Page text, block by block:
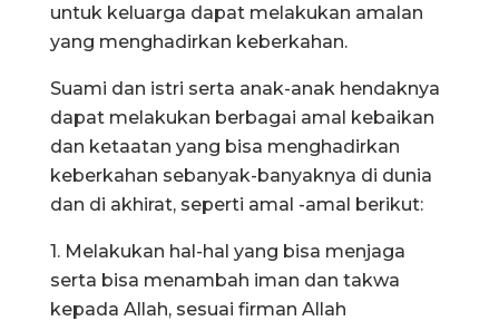
untuk keluarga dapat melakukan amalan
yang menghadirkan keberkahan.
Suami dan istri serta anak-anak hendaknya
dapat melakukan berbagai amal kebaikan
dan ketaatan yang bisa menghadirkan
keberkahan sebanyak-banyaknya di dunia
dan di akhirat, seperti amal -amal berikut:
1. Melakukan hal-hal yang bisa menjaga
serta bisa menambah iman dan takwa
kepada Allah, sesuai firman Allah